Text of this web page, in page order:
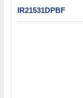
IR21531DPBF